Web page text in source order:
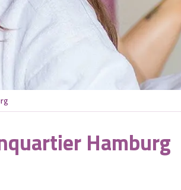
Hamburg